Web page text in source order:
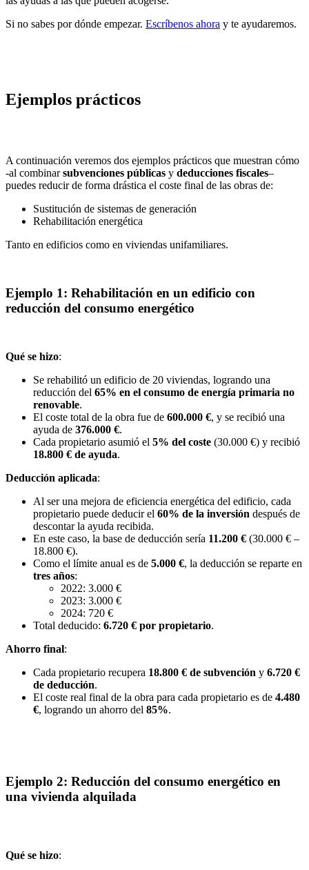
Si no sabes por dónde empezar. Escríbenos ahora y te ayudaremos.
Ejemplos prácticos
A continuación veremos dos ejemplos prácticos que muestran cómo
-al combinarsubvenciones públicas y deducciones fiscales–
puedes reducir de forma drástica el coste final de las obras de:
Sustitución de sistemas de generación
Rehabilitación energética
Tanto en edificios como en viviendas unifamiliares.
Ejemplo 1: Rehabilitación en un edificio con
reducción del consumo energético
Qué se hizo:
Se rehabilitó un edificio de 20 viviendas, logrando una
reducción del 65% en el consumo de energía primaria no
renovable.
El coste total de la obra fue de 600.000 €, y se recibió una
ayuda de 376.000 €.
Cada propietario asumió el 5% del coste (30.000 €) y recibió
18.800 € de ayuda.
Deducción aplicada:
Al ser una mejora de eficiencia energética del edificio, cada
propietario puede deducir el 60% de la inversión después de
descontar la ayuda recibida.
En este caso, la base de deducción sería 11.200 € (30.000 € –
18.800 €).
Como el límite anual es de 5.000 €, la deducción se reparte en
tres años:
2022: 3.000 €
2023: 3.000 €
2024: 720 €
Total deducido: 6.720 € por propietario.
Ahorro final:
Cada propietario recupera 18.800 € de subvención y 6.720 €
de deducción.
El coste real final de la obra para cada propietario es de 4.480
€, logrando un ahorro del 85%.
Ejemplo 2: Reducción del consumo energético en
una vivienda alquilada
Qué se hizo: